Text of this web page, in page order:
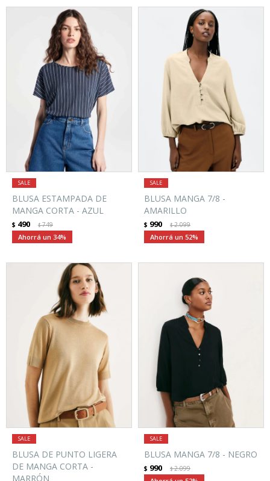
BLUSA ESTAMPADA DE
MANGA CORTA - AZUL
$ 490 $749
34
BLUSA MANGA 7/8 -
AMARILLO
$ 990 $2.099
52
BLUSA DE PUNTO LIGERA
DE MANGA CORTA -
MARRÓN
BLUSA MANGA 7/8 - NEGRO
$ 990 $2.099